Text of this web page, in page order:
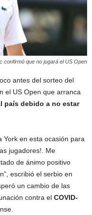
confirmó que no jugará el US Open
antes del sorteo del
el US Open que arranca
país debido a no estar
York en esta ocasión para
jugadores!. Me
de ánimo positivo
escribió el serbio en
un cambio de las
contra el COVID-